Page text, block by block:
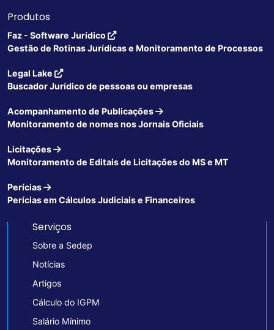
Produtos
Faz - Software Jurídico
Gestão de Rotinas Jurídicas e Monitoramento de Processos
Legal Lake
Buscador Jurídico de pessoas ou empresas
Acompanhamento de Publicações
Monitoramento de nomes nos Jornais Oficiais
Licitações
Monitoramento de Editais de Licitações do MS e MT
Perícias
Perícias em Cálculos Judiciais e Financeiros
Serviços
Sobre a Sedep
Notícias
Artigos
Cálculo do IGPM
Salário Mínimo